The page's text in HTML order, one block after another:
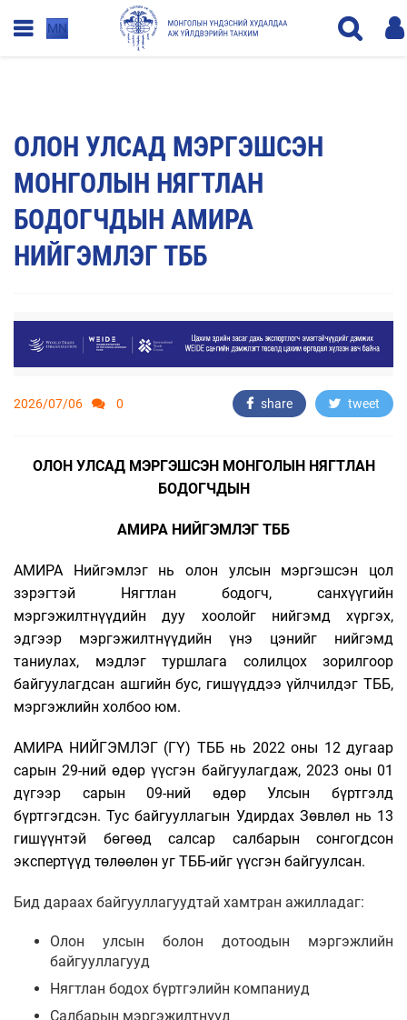
MN
ОЛОН УЛСАД МЭРГЭШСЭН
МОНГОЛЫН НЯГТЛАН
БОДОГЧДЫН АМИРА
НИЙГЭМЛЭГ ТББ
2026/07/06 0 share tweet
ОЛОН УЛСАД МЭРГЭШСЭН МОНГОЛЫН НЯГТЛАН
БОДОГЧДЫН
АМИРА НИЙГЭМЛЭГ ТББ
АМИРА Нийгэмлэг нь олон улсын мэргэшсэн цол
зэрэгтэй Нягтлан бодогч, санхүүгийн
мэргэжилтнүүдийн дуу хоолойг нийгэмд хүргэх,
эдгээр мэргэжилтнүүдийн үнэ цэнийг нийгэмд
таниулах, мэдлэг туршлага солилцох зорилгоор
байгуулагдсан ашгийн бус, гишүүддээ үйлчилдэг ТББ,
мэргэжлийн холбоо юм.
АМИРА НИЙГЭМЛЭГ (ГҮ) ТББ нь 2022 оны 12 дугаар
сарын 29-ний өдөр үүсгэн байгуулагдаж, 2023 оны 01
дүгээр сарын 09-ний өдөр Улсын бүртгэлд
бүртгэгдсэн. Тус байгууллагын Удирдах Зөвлөл нь 13
гишүүнтэй бөгөөд салсар салбарын сонгогдсон
экспертүүд төлөөлөн уг ТББ-ийг үүсгэн байгуулсан.
Бид дараах байгууллагуудтай хамтран ажилладаг:
Олон улсын болон дотоодын мэргэжлийн
байгууллагууд
Нягтлан бодох бүртгэлийн компаниуд
Салбарын мэргэжилтнүүд